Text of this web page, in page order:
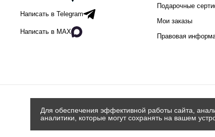
Написать в Telegram
Написать в MAX
Подарочные
Мои заказы
Правовая
Для обеспечения эффективной работы сайта,
аналитики, которые могут сохранять на вашем